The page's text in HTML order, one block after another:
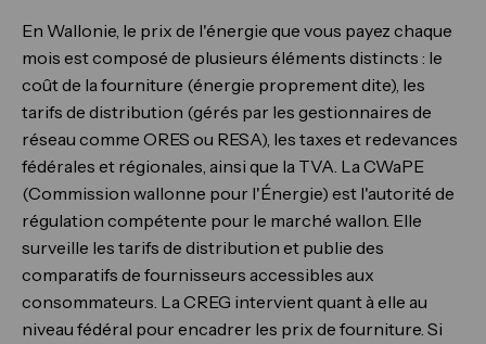
En Wallonie, le prix de l'énergie que vous payez chaque
mois est composé de plusieurs éléments distincts : le
coût de la fourniture (énergie proprement dite), les
tarifs de distribution (gérés par les gestionnaires de
réseau comme ORES ou RESA), les taxes et redevances
fédérales et régionales, ainsi que la TVA. La CWaPE
(Commission wallonne pour l'Énergie) est l'autorité de
régulation compétente pour le marché wallon. Elle
surveille les tarifs de distribution et publie des
comparatifs de fournisseurs accessibles aux
consommateurs. La CREG intervient quant à elle au
niveau fédéral pour encadrer les prix de fourniture. Si